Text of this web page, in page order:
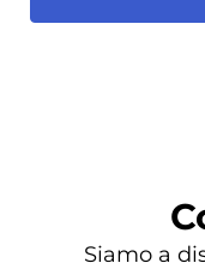
Siamo a